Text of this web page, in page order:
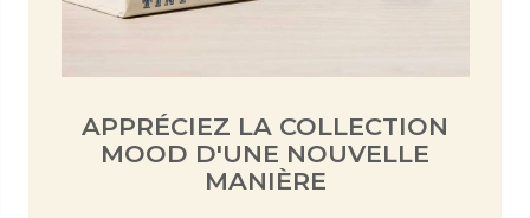
APPRÉCIEZ LA COLLECTION
MOOD D'UNE NOUVELLE
MANIÈRE